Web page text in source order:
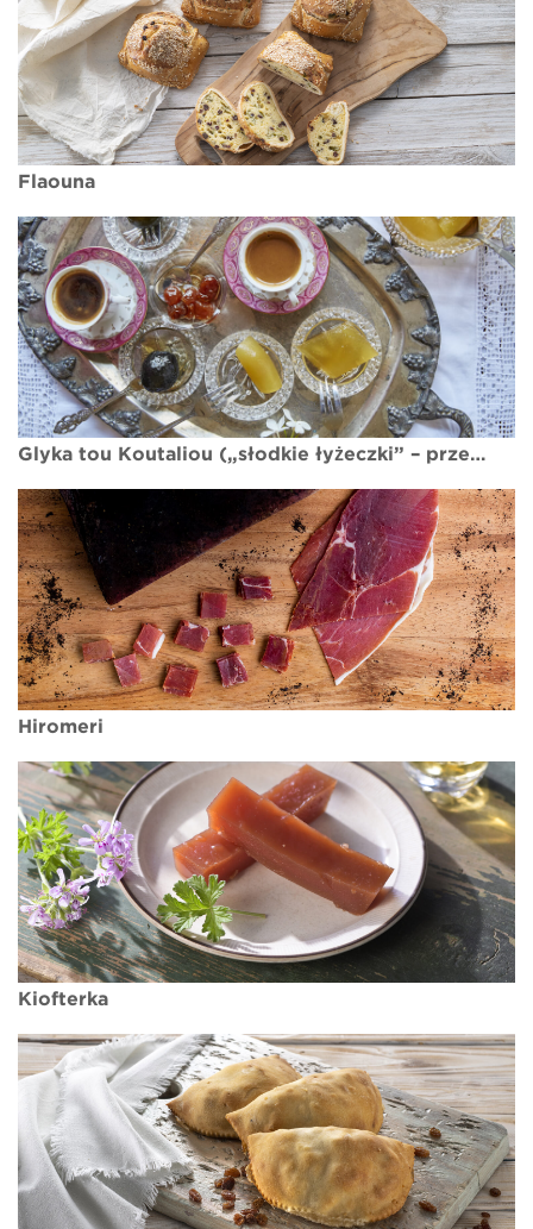
Flaouna
Glyka tou Koutaliou („słodkie łyżeczki” – przetwory)
Hiromeri
Kiofterka